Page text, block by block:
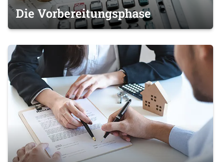
Die Vorbereitungsphase